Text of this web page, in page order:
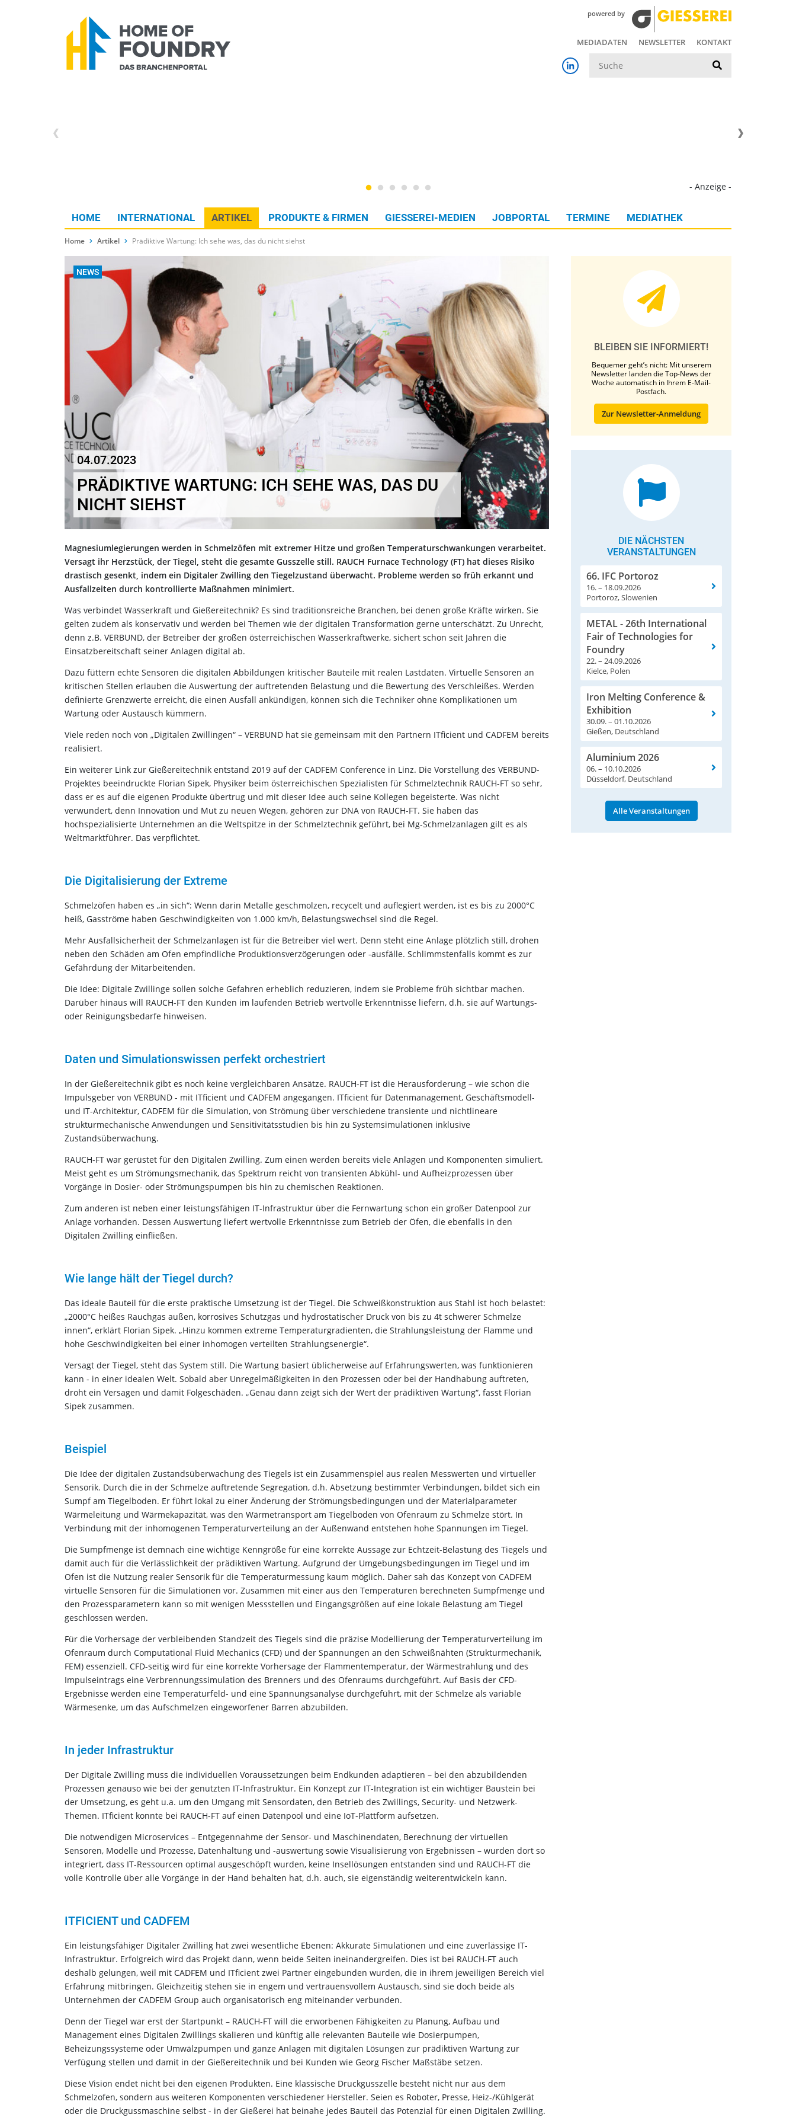
powered by
MEDIADATEN NEWSLETTER KONTAKT
- Anzeige -
HOME INTERNATIONAL ARTIKEL PRODUKTE & FIRMEN GIESSEREI-MEDIEN JOBPORTAL TERMINE MEDIATHEK
Home Artikel Prädiktive Wartung: Ich sehe was, das du nicht siehst
NEWS
04.07.2023
PRÄDIKTIVE WARTUNG: ICH SEHE WAS, DAS DU
NICHT SIEHST
Magnesiumlegierungen werden in Schmelzöfen mit extremer Hitze und großen Temperaturschwankungen verarbeitet.
Versagt ihr Herzstück, der Tiegel, steht die gesamte Gusszelle still. RAUCH Furnace Technology (FT) hat dieses Risiko
drastisch gesenkt, indem ein Digitaler Zwilling den Tiegelzustand überwacht. Probleme werden so früh erkannt und
Ausfallzeiten durch kontrollierte Maßnahmen minimiert.
Was verbindet Wasserkraft und Gießereitechnik? Es sind traditionsreiche Branchen, bei denen große Kräfte wirken. Sie
gelten zudem als konservativ und werden bei Themen wie der digitalen Transformation gerne unterschätzt. Zu Unrecht,
denn z.B. VERBUND, der Betreiber der großen österreichischen Wasserkraftwerke, sichert schon seit Jahren die
Einsatzbereitschaft seiner Anlagen digital ab.
Dazu füttern echte Sensoren die digitalen Abbildungen kritischer Bauteile mit realen Lastdaten. Virtuelle Sensoren an
kritischen Stellen erlauben die Auswertung der auftretenden Belastung und die Bewertung des Verschleißes. Werden
definierte Grenzwerte erreicht, die einen Ausfall ankündigen, können sich die Techniker ohne Komplikationen um
Wartung oder Austausch kümmern.
Viele reden noch von „Digitalen Zwillingen“ – VERBUND hat sie gemeinsam mit den Partnern ITficient und CADFEM bereits
realisiert.
Ein weiterer Link zur Gießereitechnik entstand 2019 auf der CADFEM Conference in Linz. Die Vorstellung des VERBUND-
Projektes beeindruckte Florian Sipek, Physiker beim österreichischen Spezialisten für Schmelztechnik RAUCH-FT so sehr,
dass er es auf die eigenen Produkte übertrug und mit dieser Idee auch seine Kollegen begeisterte. Was nicht
verwundert, denn Innovation und Mut zu neuen Wegen, gehören zur DNA von RAUCH-FT. Sie haben das
hochspezialisierte Unternehmen an die Weltspitze in der Schmelztechnik geführt, bei Mg-Schmelzanlagen gilt es als
Weltmarktführer. Das verpflichtet.
Die Digitalisierung der Extreme
Schmelzöfen haben es „in sich“: Wenn darin Metalle geschmolzen, recycelt und auflegiert werden, ist es bis zu 2000°C
heiß, Gasströme haben Geschwindigkeiten von 1.000 km/h, Belastungswechsel sind die Regel.
Mehr Ausfallsicherheit der Schmelzanlagen ist für die Betreiber viel wert. Denn steht eine Anlage plötzlich still, drohen
neben den Schäden am Ofen empfindliche Produktionsverzögerungen oder -ausfälle. Schlimmstenfalls kommt es zur
Gefährdung der Mitarbeitenden.
Die Idee: Digitale Zwillinge sollen solche Gefahren erheblich reduzieren, indem sie Probleme früh sichtbar machen.
Darüber hinaus will RAUCH-FT den Kunden im laufenden Betrieb wertvolle Erkenntnisse liefern, d.h. sie auf Wartungs-
oder Reinigungsbedarfe hinweisen.
Daten und Simulationswissen perfekt orchestriert
In der Gießereitechnik gibt es noch keine vergleichbaren Ansätze. RAUCH-FT ist die Herausforderung – wie schon die
Impulsgeber von VERBUND - mit ITficient und CADFEM angegangen. ITficient für Datenmanagement, Geschäftsmodell-
und IT-Architektur, CADFEM für die Simulation, von Strömung über verschiedene transiente und nichtlineare
strukturmechanische Anwendungen und Sensitivitätsstudien bis hin zu Systemsimulationen inklusive
Zustandsüberwachung.
RAUCH-FT war gerüstet für den Digitalen Zwilling. Zum einen werden bereits viele Anlagen und Komponenten simuliert.
Meist geht es um Strömungsmechanik, das Spektrum reicht von transienten Abkühl- und Aufheizprozessen über
Vorgänge in Dosier- oder Strömungspumpen bis hin zu chemischen Reaktionen.
Zum anderen ist neben einer leistungsfähigen IT-Infrastruktur über die Fernwartung schon ein großer Datenpool zur
Anlage vorhanden. Dessen Auswertung liefert wertvolle Erkenntnisse zum Betrieb der Öfen, die ebenfalls in den
Digitalen Zwilling einfließen.
Wie lange hält der Tiegel durch?
Das ideale Bauteil für die erste praktische Umsetzung ist der Tiegel. Die Schweißkonstruktion aus Stahl ist hoch belastet:
„2000°C heißes Rauchgas außen, korrosives Schutzgas und hydrostatischer Druck von bis zu 4t schwerer Schmelze
innen“, erklärt Florian Sipek. „Hinzu kommen extreme Temperaturgradienten, die Strahlungsleistung der Flamme und
hohe Geschwindigkeiten bei einer inhomogen verteilten Strahlungsenergie“.
Versagt der Tiegel, steht das System still. Die Wartung basiert üblicherweise auf Erfahrungswerten, was funktionieren
kann - in einer idealen Welt. Sobald aber Unregelmäßigkeiten in den Prozessen oder bei der Handhabung auftreten,
droht ein Versagen und damit Folgeschäden. „Genau dann zeigt sich der Wert der prädiktiven Wartung“, fasst Florian
Sipek zusammen.
Beispiel
Die Idee der digitalen Zustandsüberwachung des Tiegels ist ein Zusammenspiel aus realen Messwerten und virtueller
Sensorik. Durch die in der Schmelze auftretende Segregation, d.h. Absetzung bestimmter Verbindungen, bildet sich ein
Sumpf am Tiegelboden. Er führt lokal zu einer Änderung der Strömungsbedingungen und der Materialparameter
Wärmeleitung und Wärmekapazität, was den Wärmetransport am Tiegelboden von Ofenraum zu Schmelze stört. In
Verbindung mit der inhomogenen Temperaturverteilung an der Außenwand entstehen hohe Spannungen im Tiegel.
Die Sumpfmenge ist demnach eine wichtige Kenngröße für eine korrekte Aussage zur Echtzeit-Belastung des Tiegels und
damit auch für die Verlässlichkeit der prädiktiven Wartung. Aufgrund der Umgebungsbedingungen im Tiegel und im
Ofen ist die Nutzung realer Sensorik für die Temperaturmessung kaum möglich. Daher sah das Konzept von CADFEM
virtuelle Sensoren für die Simulationen vor. Zusammen mit einer aus den Temperaturen berechneten Sumpfmenge und
den Prozessparametern kann so mit wenigen Messstellen und Eingangsgrößen auf eine lokale Belastung am Tiegel
geschlossen werden.
Für die Vorhersage der verbleibenden Standzeit des Tiegels sind die präzise Modellierung der Temperaturverteilung im
Ofenraum durch Computational Fluid Mechanics (CFD) und der Spannungen an den Schweißnähten (Strukturmechanik,
FEM) essenziell. CFD-seitig wird für eine korrekte Vorhersage der Flammentemperatur, der Wärmestrahlung und des
Impulseintrags eine Verbrennungssimulation des Brenners und des Ofenraums durchgeführt. Auf Basis der CFD-
Ergebnisse werden eine Temperaturfeld- und eine Spannungsanalyse durchgeführt, mit der Schmelze als variable
Wärmesenke, um das Aufschmelzen eingeworfener Barren abzubilden.
In jeder Infrastruktur
Der Digitale Zwilling muss die individuellen Voraussetzungen beim Endkunden adaptieren – bei den abzubildenden
Prozessen genauso wie bei der genutzten IT-Infrastruktur. Ein Konzept zur IT-Integration ist ein wichtiger Baustein bei
der Umsetzung, es geht u.a. um den Umgang mit Sensordaten, den Betrieb des Zwillings, Security- und Netzwerk-
Themen. ITficient konnte bei RAUCH-FT auf einen Datenpool und eine IoT-Plattform aufsetzen.
Die notwendigen Microservices – Entgegennahme der Sensor- und Maschinendaten, Berechnung der virtuellen
Sensoren, Modelle und Prozesse, Datenhaltung und -auswertung sowie Visualisierung von Ergebnissen – wurden dort so
integriert, dass IT-Ressourcen optimal ausgeschöpft wurden, keine Insellösungen entstanden sind und RAUCH-FT die
volle Kontrolle über alle Vorgänge in der Hand behalten hat, d.h. auch, sie eigenständig weiterentwickeln kann.
ITFICIENT und CADFEM
Ein leistungsfähiger Digitaler Zwilling hat zwei wesentliche Ebenen: Akkurate Sim­ulationen und eine zuverlässige IT-
Infra­struktur. Erfolgreich wird das Projekt dann, wenn beide Seiten ineinandergreifen. Dies ist bei RAUCH-FT auch
deshalb gelun­gen, weil mit CADFEM und ITficient zwei Partner eingebunden wurden, die in ihrem jeweiligen Bereich viel
Erfahrung mitbrin­gen. Gleichzeitig stehen sie in engem und vertrauensvollem Austausch, sind sie doch beide als
Unternehmen der CADFEM Group auch organisatorisch eng miteinander ver­bunden.
Denn der Tiegel war erst der Startpunkt – RAUCH-FT will die erworbenen Fähigkeiten zu Planung, Aufbau und
Management eines Digitalen Zwillings skalieren und künftig alle relevanten Bauteile wie Dosierpumpen,
Beheizungssysteme oder Umwälzpumpen und ganze Anlagen mit digitalen Lösungen zur prädiktiven Wartung zur
Verfügung stellen und damit in der Gießereitechnik und bei Kunden wie Georg Fischer Maßstäbe setzen.
Diese Vision endet nicht bei den eigenen Produkten. Eine klassische Druckgusszelle besteht nicht nur aus dem
Schmelzofen, sondern aus weiteren Komponenten verschiedener Hersteller. Seien es Roboter, Presse, Heiz-/Kühlgerät
oder die Druckgussmaschine selbst - in der Gießerei hat beinahe jedes Bauteil das Potenzial für einen Digitalen Zwilling.
BLEIBEN SIE INFORMIERT!
Bequemer geht’s nicht: Mit unserem
Newsletter landen die Top-News der
Woche automatisch in Ihrem E-Mail-
Postfach.
Zur Newsletter-Anmeldung
DIE NÄCHSTEN
VERANSTALTUNGEN
66. IFC Portoroz
16. – 18.09.2026
Portoroz, Slowenien
METAL - 26th International
Fair of Technologies for
Foundry
22. – 24.09.2026
Kielce, Polen
Iron Melting Conference &
Exhibition
30.09. – 01.10.2026
Gießen, Deutschland
Aluminium 2026
06. – 10.10.2026
Düsseldorf, Deutschland
Alle Veranstaltungen